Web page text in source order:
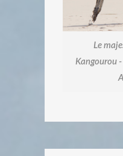
Le
Kangourou -